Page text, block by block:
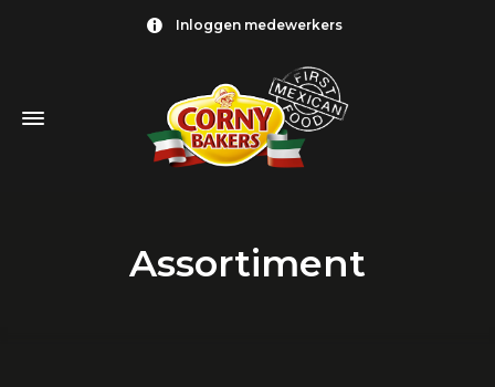
Inloggen medewerkers
Assortiment